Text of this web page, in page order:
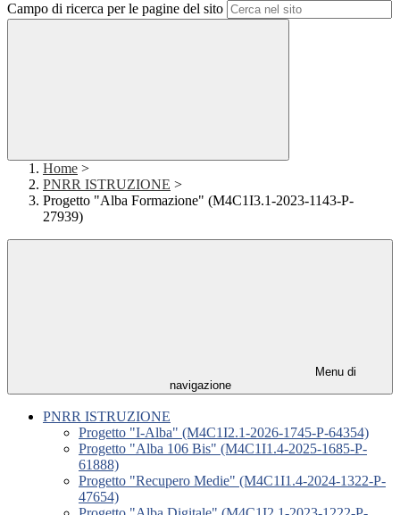
Campo di ricerca per le pagine del sito
Home >
PNRR ISTRUZIONE >
Progetto "Alba Formazione" (M4C1I3.1-2023-1143-P-
27939)
Menu di
navigazione
PNRR ISTRUZIONE
Progetto "I-Alba" (M4C1I2.1-2026-1745-P-64354)
Progetto "Alba 106 Bis" (M4C1I1.4-2025-1685-P-
61888)
Progetto "Recupero Medie" (M4C1I1.4-2024-1322-P-
47654)